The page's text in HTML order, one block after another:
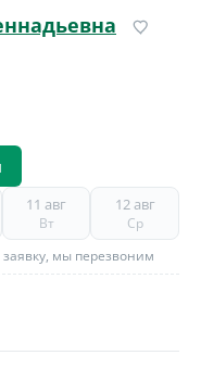
11 авг
Вт
12 авг
Ср
мы перезвоним